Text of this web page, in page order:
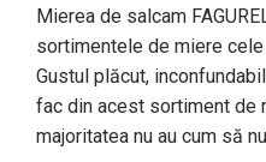
Mierea de salcam
sortimentele de miere
Gustul plăcut,
fac din acest sortiment de
majoritatea nu au cum să